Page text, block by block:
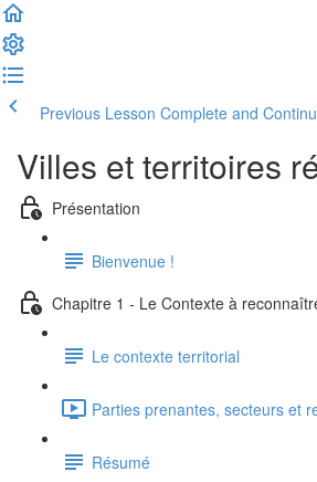
Previous Lesson Complete and
Villes et territoires
Présentation
Bienvenue !
Chapitre 1 - Le Contexte à
Le contexte territorial
Parties prenantes, secteurs et
Résumé